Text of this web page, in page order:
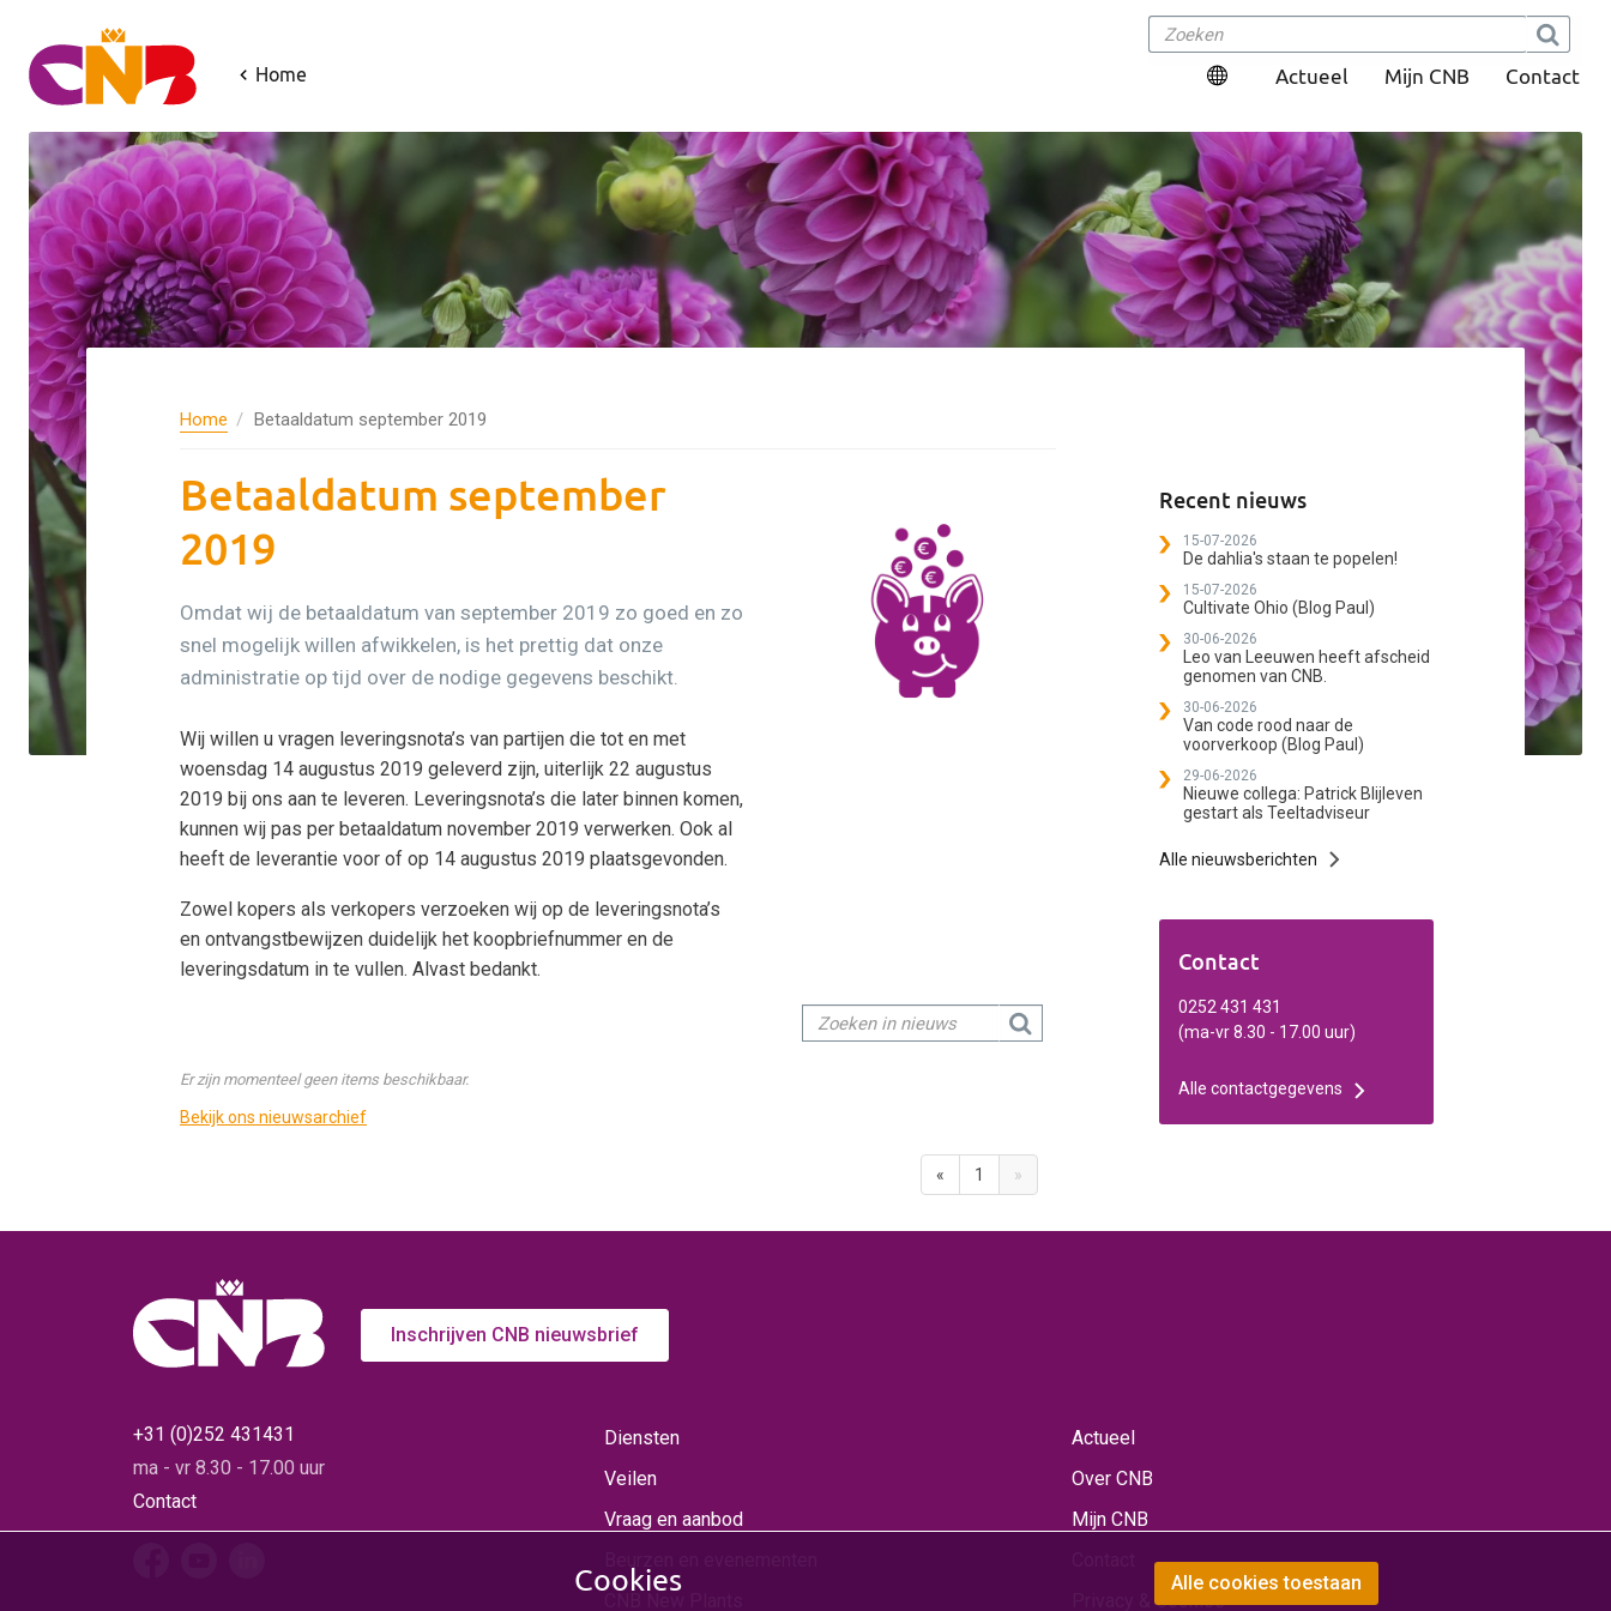
Home Actueel Mijn CNB Contact
Home Betaaldatum september 2019
Betaaldatum september
2019
Omdat wij de betaaldatum van september 2019 zo goed en zo
snel mogelijk willen afwikkelen, is het prettig dat onze
administratie op tijd over de nodige gegevens beschikt.
Wij willen u vragen leveringsnota’s van partijen die tot en met
woensdag 14 augustus 2019 geleverd zijn, uiterlijk 22 augustus
2019 bij ons aan te leveren. Leveringsnota’s die later binnen komen,
kunnen wij pas per betaaldatum november 2019 verwerken. Ook al
heeft de leverantie voor of op 14 augustus 2019 plaatsgevonden.
Zowel kopers als verkopers verzoeken wij op de leveringsnota’s
en ontvangstbewijzen duidelijk het koopbriefnummer en de
leveringsdatum in te vullen. Alvast bedankt.
Er zijn momenteel geen items beschikbaar.
Bekijk ons nieuwsarchief
« 1 »
Recent nieuws
15-07-2026
De dahlia's staan te popelen!
15-07-2026
Cultivate Ohio (Blog Paul)
30-06-2026
Leo van Leeuwen heeft afscheid
genomen van CNB.
30-06-2026
Van code rood naar de
voorverkoop (Blog Paul)
29-06-2026
Nieuwe collega: Patrick Blijleven
gestart als Teeltadviseur
Alle nieuwsberichten
Contact
0252 431 431
(ma-vr 8.30 - 17.00 uur)
Alle contactgegevens
Inschrijven CNB nieuwsbrief
+31 (0)252 431431
ma - vr 8.30 - 17.00 uur
Contact
Diensten
Veilen
Vraag en aanbod
Actueel
Over CNB
Mijn CNB
Privacy & Cookies
Cookies Alle cookies toestaan